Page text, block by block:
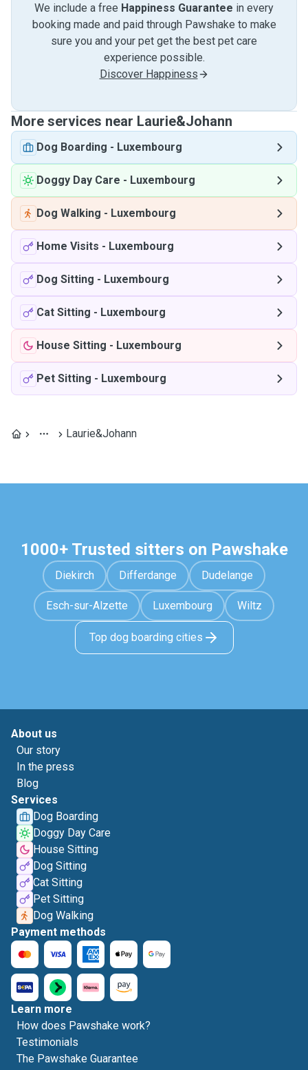
We include a free Happiness Guarantee in every
booking made and paid through Pawshake to make
sure you and your pet get the best pet care
experience possible.
Discover Happiness
More services near Laurie&Johann
Dog Boarding - Luxembourg
Doggy Day Care - Luxembourg
Dog Walking - Luxembourg
Home Visits - Luxembourg
Dog Sitting - Luxembourg
Cat Sitting - Luxembourg
House Sitting - Luxembourg
Pet Sitting - Luxembourg
Laurie&Johann
1000+ Trusted sitters on Pawshake
Diekirch Differdange Dudelange
Esch-sur-Alzette Luxembourg Wiltz
Top dog boarding cities
About us
Our story
In the press
Blog
Services
Dog Boarding
Doggy Day Care
House Sitting
Dog Sitting
Cat Sitting
Pet Sitting
Dog Walking
Payment methods
Learn more
How does Pawshake work?
Testimonials
The Pawshake Guarantee